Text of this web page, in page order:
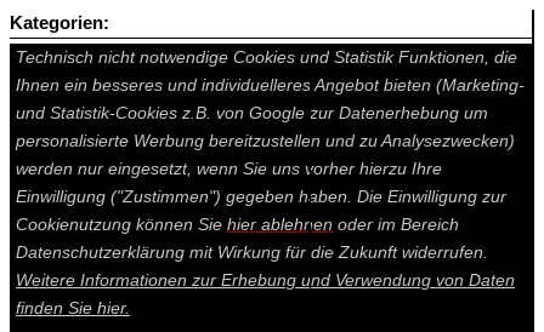
Auf dieser Seite werden technisch notwendige Cookies gesetzt.
Technisch nicht notwendige Cookies und Statistik Funktionen, die
Ihnen ein besseres und individuelleres Angebot bieten (Marketing-
und Statistik-Cookies z.B. von Google zur Datenerhebung um
personalisierte Werbung bereitzustellen und zu Analysezwecken)
werden nur eingesetzt, wenn Sie uns vorher hierzu Ihre
Einwilligung ("Zustimmen") gegeben haben. Die Einwilligung zur
Cookienutzung können Sie hier ablehnen oder im Bereich
Datenschutzerklärung mit Wirkung für die Zukunft widerrufen.
Weitere Informationen zur Erhebung und Verwendung von Daten
finden Sie hier.
Kategorien: